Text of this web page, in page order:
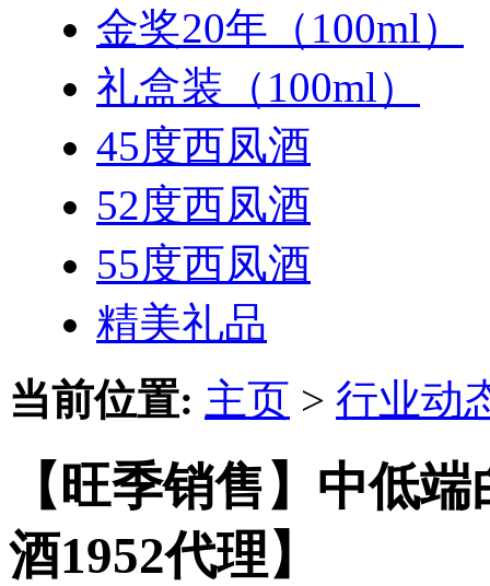
金奖20年（100ml）
礼盒装（100ml）
45度西凤酒
52度西凤酒
55度西凤酒
精美礼品
当前位置: 主页 > 行业动
【旺季销售】中低
酒1952代理】